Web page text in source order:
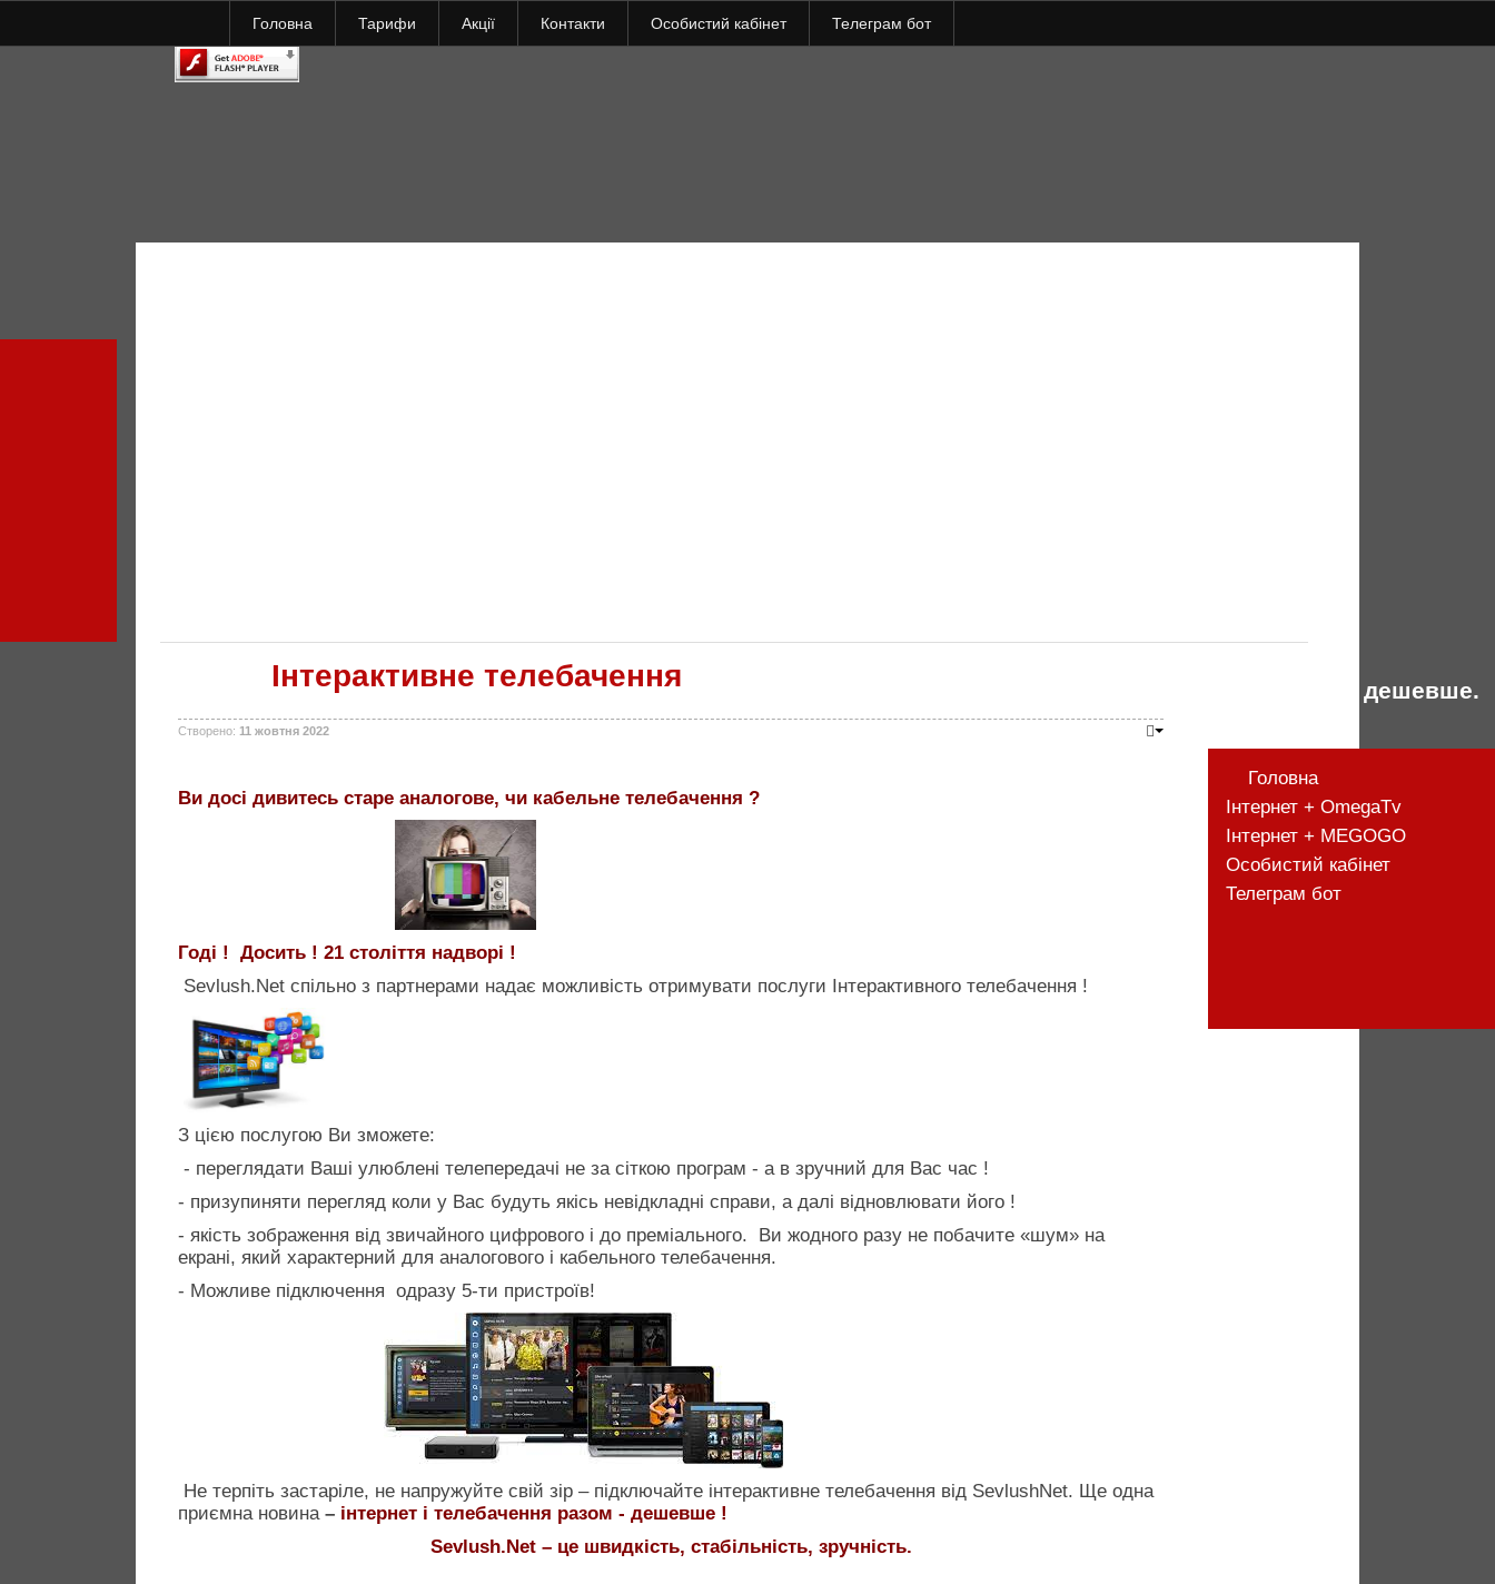
Головна Тарифи Акції Контакти Особистий кабінет Телеграм бот
Інтерактивне телебачення
Створено: 11 жовтня 2022
Ви досі дивитесь старе аналогове, чи кабельне телебачення ?
Годі ! Досить ! 21 століття надворі !
Sevlush.Net спільно з партнерами надає можливість отримувати послуги Інтерактивного телебачення !
З цією послугою Ви зможете:
- переглядати Ваші улюблені телепередачі не за сіткою програм - а в зручний для Вас час !
- призупиняти перегляд коли у Вас будуть якісь невідкладні справи, а далі відновлювати його !
- якість зображення від звичайного цифрового і до преміального. Ви жодного разу не побачите «шум» на
екрані, який характерний для аналогового і кабельного телебачення.
- Можливе підключення одразу 5-ти пристроїв!
Не терпіть застаріле, не напружуйте свій зір – підключайте інтерактивне телебачення від SevlushNet. Ще одна
приємна новина– інтернет і телебачення разом - дешевше !
Sevlush.Net – це швидкість, стабільність, зручність.
Разом дешевше.
Головна
Інтернет + OmegaTv
Інтернет + MEGOGO
Особистий кабінет
Телеграм бот